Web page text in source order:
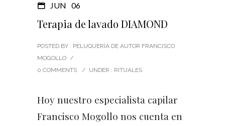
JUN 06
Terapia de lavado DIAMOND
POSTED BY : PELUQUERÍA DE AUTOR FRANCISCO
MOGOLLO /
0 COMMENTS
/ UNDER : RITUALES
Hoy nuestro especialista capilar
Francisco Mogollo nos cuenta en